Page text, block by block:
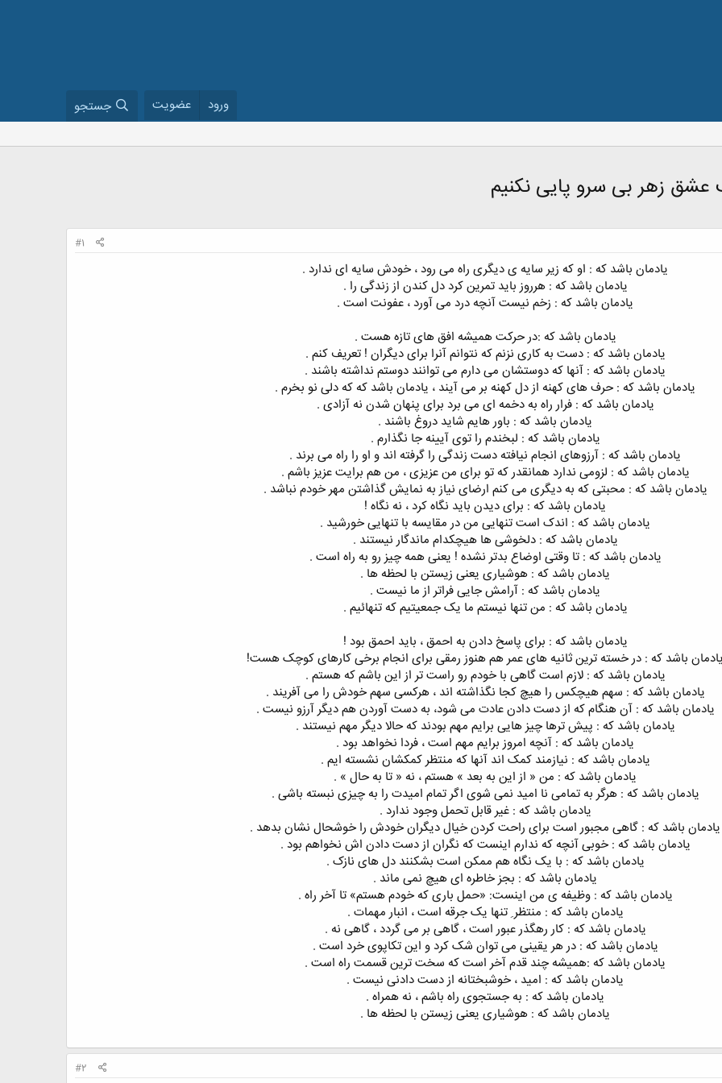
ورود عضویت جستجو
عشق زهر بی سرو پایی نکنیم
#1
یادمان باشد که : او که زیر سایه ی دیگری راه می رود ، خودش سایه ای ندارد .
یادمان باشد که : هرروز باید تمرین کرد دل کندن از زندگی را .
یادمان باشد که : زخم نیست آنچه درد می آورد ، عفونت است .
یادمان باشد که :در حرکت همیشه افق های تازه هست .
یادمان باشد که : دست به کاری نزنم که نتوانم آنرا برای دیگران ! تعریف کنم .
یادمان باشد که : آنها که دوستشان می دارم می توانند دوستم نداشته باشند .
یادمان باشد که : حرف های کهنه از دل کهنه بر می آیند ، یادمان باشد که که دلی نو بخرم .
یادمان باشد که : فرار راه به دخمه ای می برد برای پنهان شدن نه آزادی .
یادمان باشد که : باور هایم شاید دروغ باشند .
یادمان باشد که : لبخندم را توى آیینه جا نگذارم .
یادمان باشد که : آرزوهای انجام نیافته دست زندگی را گرفته اند و او را راه می برند .
یادمان باشد که : لزومی ندارد همانقدر که تو برای من عزیزی ، من هم برایت عزیز باشم .
یادمان باشد که : محبتی که به دیگری می کنم ارضای نیاز به نمایش گذاشتن مهر خودم نباشد .
یادمان باشد که : برای دیدن باید نگاه کرد ، نه نگاه !
یادمان باشد که : اندک است تنهایی من در مقایسه با تنهایی خورشید .
یادمان باشد که : دلخوشی ها هیچکدام ماندگار نیستند .
یادمان باشد که : تا وقتی اوضاع بدتر نشده ! یعنی همه چیز رو به راه است .
یادمان باشد که : هوشیاری یعنی زیستن با لحظه ها .
یادمان باشد که : آرامش جایی فراتر از ما نیست .
یادمان باشد که : من تنها نیستم ما یک جمعیتیم که تنهائیم .
یادمان باشد که : برای پاسخ دادن به احمق ، باید احمق بود !
یادمان باشد که : در خسته ترین ثانیه های عمر هم هنوز رمقی برای انجام برخی کارهای کوچک هست!
یادمان باشد که : لازم است گاهی با خودم رو راست تر از این باشم که هستم .
یادمان باشد که : سهم هیچکس را هیچ کجا نگذاشته اند ، هرکسی سهم خودش را می آفریند .
یادمان باشد که : آن هنگام که از دست دادن عادت می شود، به دست آوردن هم دیگر آرزو نیست .
یادمان باشد که : پیش ترها چیز هایی برایم مهم بودند که حالا دیگر مهم نیستند .
یادمان باشد که : آنچه امروز برایم مهم است ، فردا نخواهد بود .
یادمان باشد که : نیازمند کمک اند آنها که منتظر کمکشان نشسته ایم .
یادمان باشد که : من « از این به بعد » هستم ، نه « تا به حال » .
یادمان باشد که : هرگر به تمامی نا امید نمی شوی اگر تمام امیدت را به چیزی نبسته باشی .
یادمان باشد که : غیر قابل تحمل وجود ندارد .
یادمان باشد که : گاهی مجبور است برای راحت کردن خیال دیگران خودش را خوشحال نشان بدهد .
یادمان باشد که : خوبی آنچه که ندارم اینست که نگران از دست دادن اش نخواهم بود .
یادمان باشد که : با یک نگاه هم ممکن است بشکنند دل های نازک .
یادمان باشد که : بجز خاطره ای هیچ نمی ماند .
یادمان باشد که : وظیفه ی من اینست: «حمل باری که خودم هستم» تا آخر راه .
یادمان باشد که : منتظر ِ تنها یک جرقه است ، انبار مهمات .
یادمان باشد که : کار رهگذر عبور است ، گاهی بر می گردد ، گاهی نه .
یادمان باشد که : در هر یقینی می توان شک کرد و این تکاپوی خرد است .
یادمان باشد که :همیشه چند قدم آخر است که سخت ترین قسمت راه است .
یادمان باشد که : امید ، خوشبختانه از دست دادنی نیست .
یادمان باشد که : به جستجوى راه باشم ، نه همراه .
یادمان باشد که : هوشیاری یعنی زیستن با لحظه ها .
#2